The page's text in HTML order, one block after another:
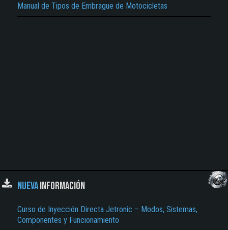
Manual de Tipos de Embrague de Motocicletas
NUEVAINFORMACIÓN
Curso de Inyección Directa Jetronic – Modos, Sistemas,
Componentes y Funcionamiento